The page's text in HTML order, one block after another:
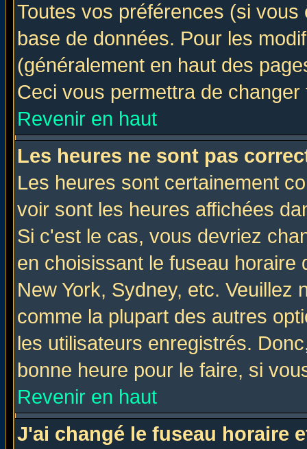
Toutes vos préférences (si
base de données. Pour les
(généralement en haut des
Ceci vous permettra de
Revenir en haut
Les heures ne sont pas
Les heures sont certainement
voir sont les heures affichées
Si c'est le cas, vous devriez
en choisissant le fuseau
New York, Sydney, etc. Veuillez
comme la plupart des autres
les utilisateurs enregistrés.
bonne heure pour le faire, si
Revenir en haut
J'ai changé le fuseau horaire